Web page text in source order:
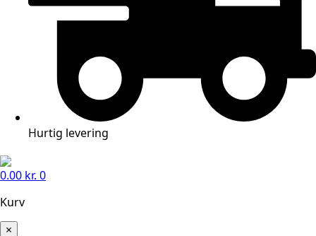
Hurtig levering
0.00 kr. 0
Kurv
×